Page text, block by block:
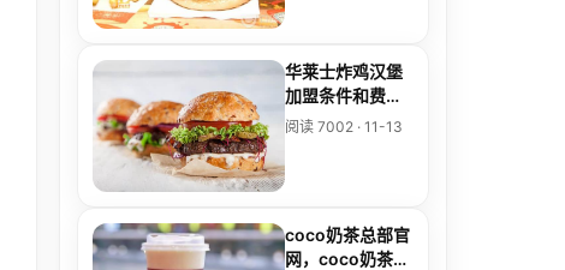
华莱士炸鸡汉堡
加盟条件和费
用，条件不多、
阅读 7002 · 11-13
coco奶茶总部官
网，coco奶茶中